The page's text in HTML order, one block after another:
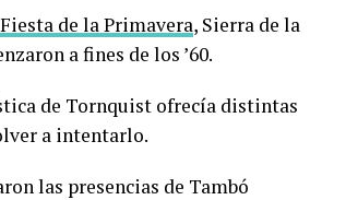
de la Primavera, Sierra de la
a fines de los ’60.
de Tornquist ofrecía distintas
a intentarlo.
las presencias de Tambó